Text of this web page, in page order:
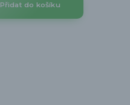
Přidat do košíku